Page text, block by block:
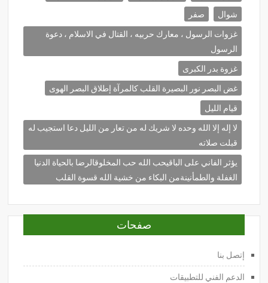
شوال
صفر
غزوات الرسول ، معارك حربيه ، القتال في الاسلام ، دعوة
الرسول
غزوة بدر الكبرى
غض البصر نور البصيرة القلب كالمرآة إطلاق البصر الهوى
قيام الليل
لا إله إلا الله وحده لا شريك له من تعار من الليل دعا استجيب له
قبلت صلاته
يؤثر الفاني على الباقيحب الله حب المخلوقالرضا بالحياة الدنيا
الغفلة والطمأنينةمن البكاء من خشية الله قسوة القلب
صفحات
إتصل بنا
الدعم الفني للتطبيقات